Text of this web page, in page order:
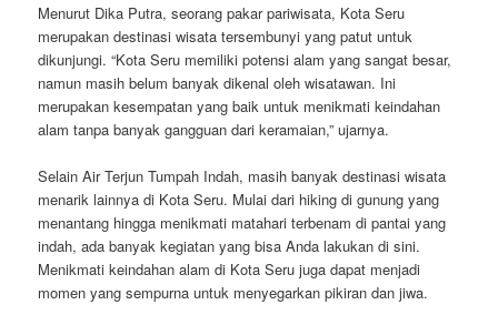
Menurut Dika Putra, seorang pakar pariwisata, Kota Seru
merupakan destinasi wisata tersembunyi yang patut untuk
dikunjungi. “Kota Seru memiliki potensi alam yang sangat besar,
namun masih belum banyak dikenal oleh wisatawan. Ini
merupakan kesempatan yang baik untuk menikmati keindahan
alam tanpa banyak gangguan dari keramaian,” ujarnya.
Selain Air Terjun Tumpah Indah, masih banyak destinasi wisata
menarik lainnya di Kota Seru. Mulai dari hiking di gunung yang
menantang hingga menikmati matahari terbenam di pantai yang
indah, ada banyak kegiatan yang bisa Anda lakukan di sini.
Menikmati keindahan alam di Kota Seru juga dapat menjadi
momen yang sempurna untuk menyegarkan pikiran dan jiwa.